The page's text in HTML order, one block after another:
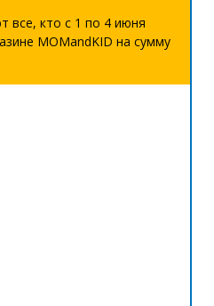
все, кто с 1 по 4 июня
MOMandKID на сумму